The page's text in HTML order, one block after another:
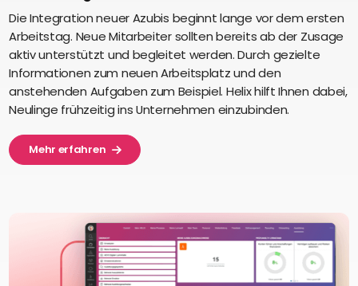
Die Integration neuer Azubis beginnt lange vor dem ersten
Arbeitstag. Neue Mitarbeiter sollten bereits ab der Zusage
aktiv unterstützt und begleitet werden. Durch gezielte
Informationen zum neuen Arbeitsplatz und den
anstehenden Aufgaben zum Beispiel. Helix hilft Ihnen dabei,
Neulinge frühzeitig ins Unternehmen einzubinden.
Mehr erfahren